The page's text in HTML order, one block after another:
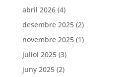
abril 2026(4)
desembre 2025(2)
novembre 2025(1)
juliol 2025(3)
juny 2025(2)